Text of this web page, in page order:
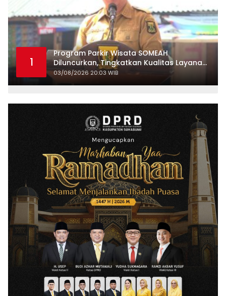
1
Program Parkir Wisata SOMEAH
Diluncurkan, Tingkatkan Kualitas Layanan
Kepariwisataan
03/08/2026 20:03 WIB